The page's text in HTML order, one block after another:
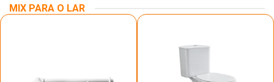
MIX PARA O LAR